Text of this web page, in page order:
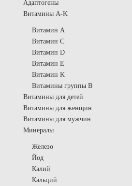
Адаптогены
Витамины A-K
Витамин A
Витамин C
Витамин D
Витамин E
Витамин K
Витамины группы B
Витамины для детей
Витамины для женщин
Витамины для мужчин
Минералы
Железо
Йод
Калий
Кальций